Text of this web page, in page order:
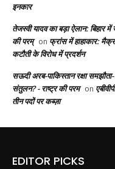
इनकार
तेजस्वी यादव का बड़ा ऐलान: बिहार में
की परम् on फ्रांस में हाहाकार:
कटौती के विरोध में प्रदर्शन
सऊदी अरब-पाकिस्तान रक्षा
संतुलन? - राष्ट्र की परम on
तीन पदों पर कब्ज़ा
EDITOR PICKS